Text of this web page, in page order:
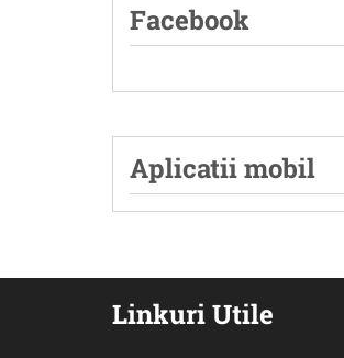
Facebook
Aplicatii mobil
Linkuri Utile